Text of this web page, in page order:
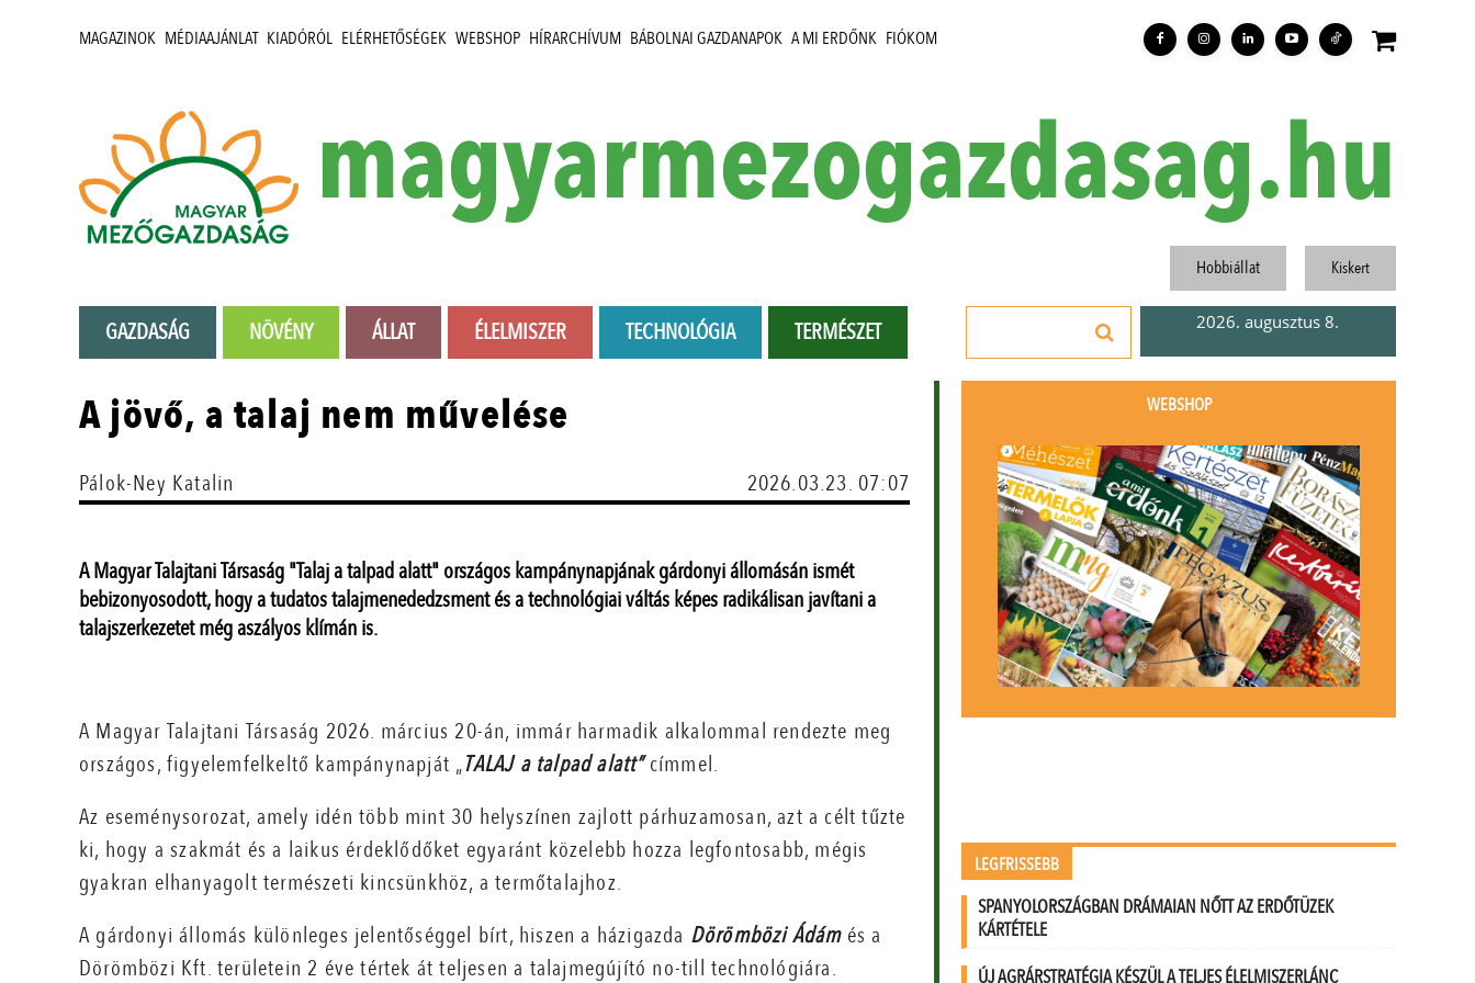
MAGAZINOK MÉDIAAJÁNLAT KIADÓRÓL ELÉRHETŐSÉGEK WEBSHOP HÍRARCHÍVUM BÁBOLNAI GAZDANAPOK A MI ERDŐNK FIÓKOM
magyarmezogazdasag.hu
GAZDASÁG NÖVÉNY ÁLLAT ÉLELMISZER TECHNOLÓGIA TERMÉSZET
Hobbiállat Kiskert
2026. augusztus 8.
A jövő, a talaj nem művelése
Pálok-Ney Katalin 2026.03.23. 07:07
A Magyar Talajtani Társaság "Talaj a talpad alatt" országos kampánynapjának gárdonyi állomásán ismét
bebizonyosodott, hogy a tudatos talajmenededzsment és a technológiai váltás képes radikálisan javítani a
talajszerkezetet még aszályos klímán is.
A Magyar Talajtani Társaság 2026. március 20-án, immár harmadik alkalommal rendezte meg
országos, figyelemfelkeltő kampánynapját „TALAJ a talpad alatt”címmel.
Az eseménysorozat, amely idén több mint 30 helyszínen zajlott párhuzamosan, azt a célt tűzte
ki, hogy a szakmát és a laikus érdeklődőket egyaránt közelebb hozza legfontosabb, mégis
gyakran elhanyagolt természeti kincsünkhöz, a termőtalajhoz.
A gárdonyi állomás különleges jelentőséggel bírt, hiszen a házigazda Dörömbözi Ádámés a
Dörömbözi Kft. területein 2 éve tértek át teljesen a talajmegújító no-till technológiára.
WEBSHOP
LEGFRISSEBB
SPANYOLORSZÁGBAN DRÁMAIAN NŐTT AZ ERDŐTÜZEK
KÁRTÉTELE
ÚJ AGRÁRSTRATÉGIA KÉSZÜL A TELJES ÉLELMISZERLÁNC